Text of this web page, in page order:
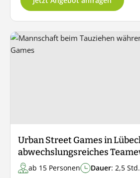
Urban Street Games in
abwechslungsreiches
ab 15 Personen Dauer: 2,5 Std.